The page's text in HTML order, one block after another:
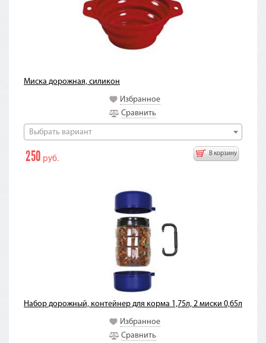
Миска дорожная, силикон
Избранное
Сравнить
Выбрать вариант
В корзину
250 руб.
Набор дорожный, контейнер для корма 1,75л, 2 миски 0,65л
Избранное
Сравнить